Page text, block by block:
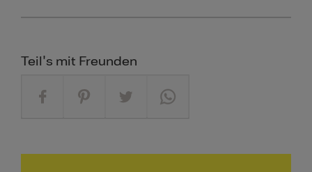
Teil's mit Freunden